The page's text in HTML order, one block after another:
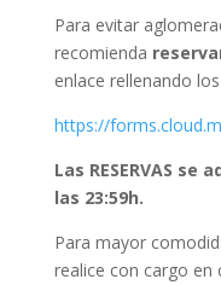
Para evitar
recomienda
enlace rellenando
https://
Las RESERVAS
las 23:59h.
Para mayor
realice con cargo en